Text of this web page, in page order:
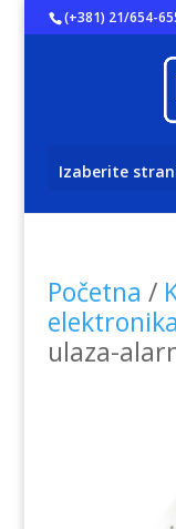
(+381) 21/654-
Izaberite
Početna /
elektronika
ulaza-